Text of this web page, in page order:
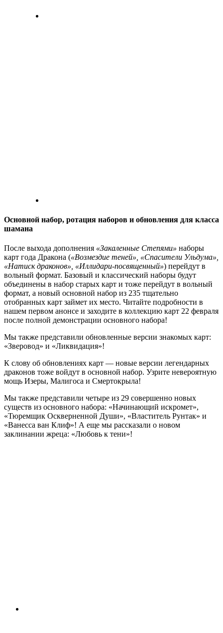
Основной набор, ротация наборов и обновления для класса
шамана
После выхода дополнения «Закаленные Степями» наборы
карт года Дракона («Возмездие теней», «Спасители Ульдума»,
«Натиск драконов», «Иллидари-посвященный») перейдут в
вольный формат. Базовый и классический наборы будут
объединены в набор старых карт и тоже перейдут в вольный
формат, а новый основной набор из 235 тщательно
отобранных карт займет их место. Читайте подробности в
нашем первом анонсе и заходите в коллекцию карт 22 февраля
после полной демонстрации основного набора!
Мы также представили обновленные версии знакомых карт:
«Зверовод» и «Ликвидация»!
К слову об обновлениях карт — новые версии легендарных
драконов тоже войдут в основной набор. Узрите невероятную
мощь Изеры, Малигоса и Смертокрыла!
Мы также представили четыре из 29 совершенно новых
существ из основного набора: «Начинающий искромет»,
«Тюремщик Оскверненной Души», «Властитель Рунтак» и
«Ванесса ван Клиф»! А еще мы рассказали о новом
заклинании жреца: «Любовь к тени»!